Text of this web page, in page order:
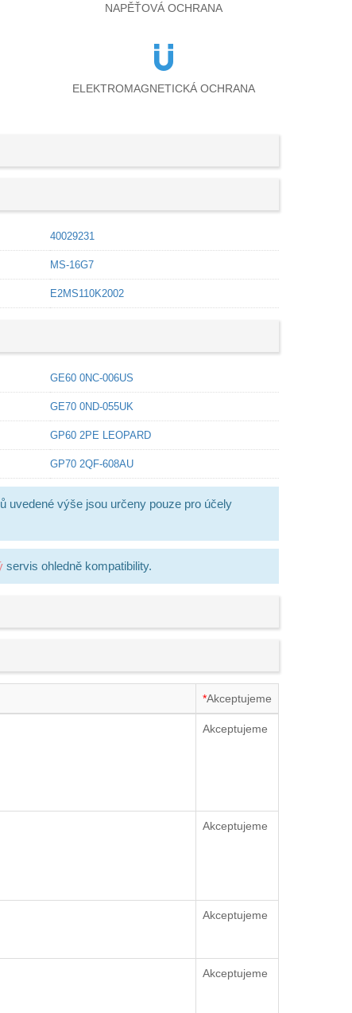
NAPĚŤOVÁ OCHRANA
ELEKTROMAGNETICKÁ OCHRANA
40029231
MS-16G7
E2MS110K2002
GE60 0NC-006US
GE70 0ND-055UK
GP60 2PE LEOPARD
GP70 2QF-608AU
uvedené výše jsou určeny pouze pro účely
servis ohledně kompatibility.
*Akceptujeme
Akceptujeme
Akceptujeme
Akceptujeme
Akceptujeme